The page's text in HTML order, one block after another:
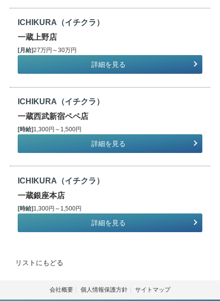
ICHIKURA（イチクラ）
一蔵上野店
[月給]27万円～30万円
詳細を見る
ICHIKURA（イチクラ）
一蔵西武新宿ペペ店
[時給] 1,300円～1,500円
詳細を見る
ICHIKURA（イチクラ）
一蔵銀座本店
[時給]1,300円～1,500円
詳細を見る
リストにもどる
会社概要 個人情報保護方針 サイトマップ